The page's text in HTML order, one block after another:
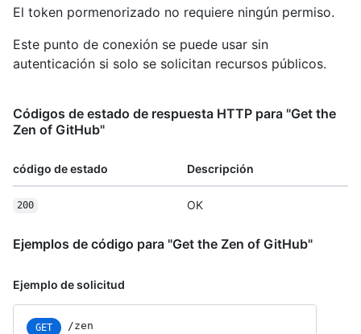
El token pormenorizado no requiere ningún permiso.
Este punto de conexión se puede usar sin
autenticación si solo se solicitan recursos públicos.
Códigos de estado de respuesta HTTP para "Get the
Zen of GitHub"
código de estado Descripción
200 OK
Ejemplos de código para "Get the Zen of GitHub"
Ejemplo de solicitud
GET /zen